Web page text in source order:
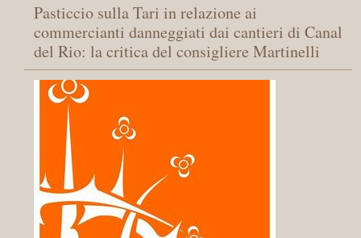
Pasticcio sulla Tari in relazione ai
commercianti danneggiati dai cantieri di Canal
del Rio: la critica del consigliere Martinelli